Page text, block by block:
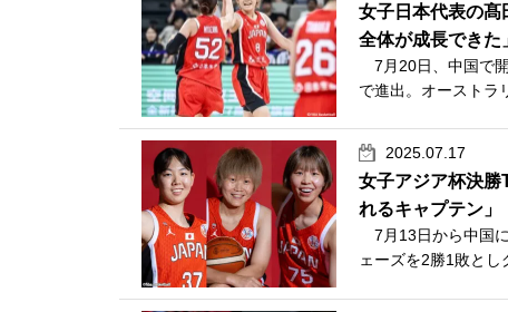
女子日本代表の髙
全体が成長できた
7月20日、中国で
で進出。オーストラ
2025.07.17
女子アジア杯決
れるキャプテン」
7月13日から中国
ェーズを2勝1敗とし